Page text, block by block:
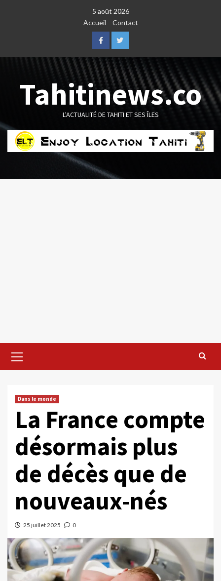
5 août 2026
Accueil
Contact
FacebookTwitter
Tahitinews.co
L'ACTUALITÉ DE TAHITI ET SES ÎLES
Menu
Dans le monde
La France compte
désormais plus
de décès que de
nouveaux-nés
25 juillet 2025 0